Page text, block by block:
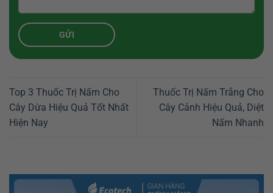
Top 3 Thuốc Trị Nấm Cho
Cây Dừa Hiệu Quả Tốt Nhất
Hiện Nay
Thuốc Trị Nấm Trắng Cho
Cây Cảnh Hiệu Quả, Diệt
Nấm Nhanh